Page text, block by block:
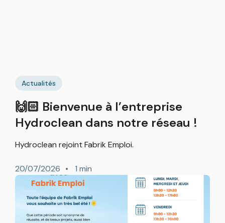
Actualités
🙌🏻 Bienvenue à l’entreprise
Hydroclean dans notre réseau !
Hydroclean rejoint Fabrik Emploi.
20/07/2026 1 min